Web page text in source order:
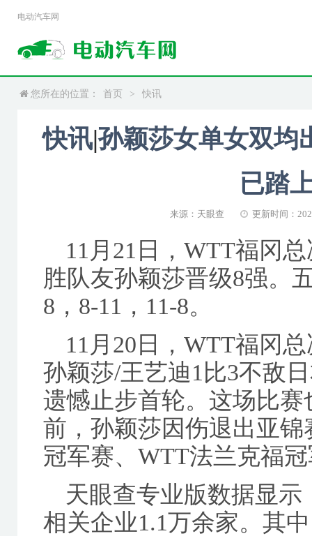
电动汽车网
您所在的位置： 首页 > 快讯
快讯|孙颖莎女单女双均
已踏
来源：天眼查 更新时间：
11月21日，WTT福冈
胜队友孙颖莎晋级8强。
8，8-11，11-8。
11月20日，WTT福冈
孙颖莎/王艺迪1比3不敌
遗憾止步首轮。这场比
前，孙颖莎因伤退出亚
冠军赛、WTT法兰克福
天眼查专业版数据显
相关企业1.1万余家。其